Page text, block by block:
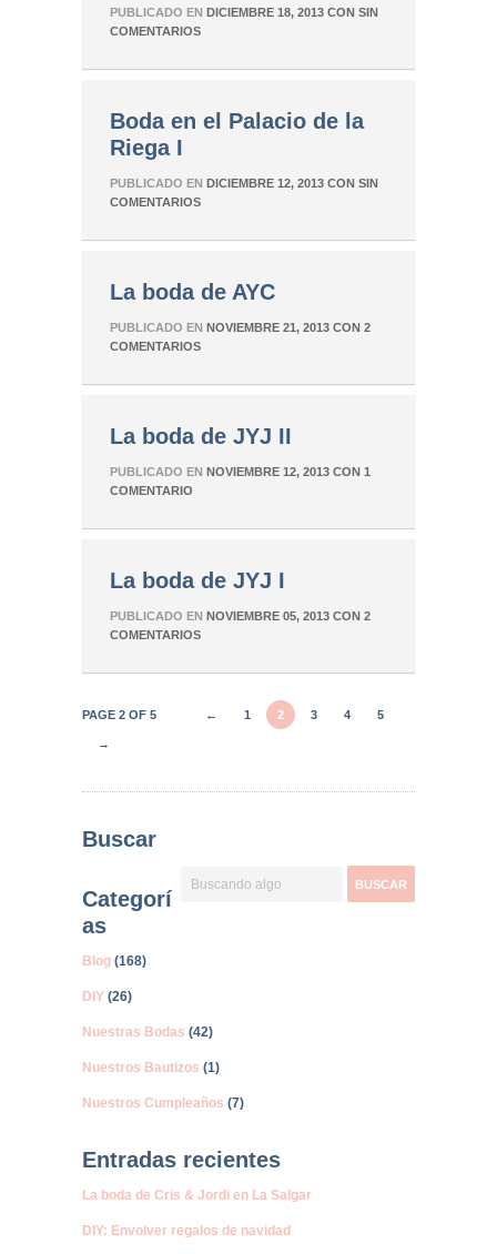
PUBLICADO EN DICIEMBRE 18, 2013 CON SIN
COMENTARIOS
Boda en el Palacio de la
Riega I
PUBLICADO EN DICIEMBRE 12, 2013 CON SIN
COMENTARIOS
La boda de AYC
PUBLICADO EN NOVIEMBRE 21, 2013 CON 2
COMENTARIOS
La boda de JYJ II
PUBLICADO EN NOVIEMBRE 12, 2013 CON 1
COMENTARIO
La boda de JYJ I
PUBLICADO EN NOVIEMBRE 05, 2013 CON 2
COMENTARIOS
PAGE 2 OF 5 ← 1 2 3 4 5
→
Buscar
Categorí
as
Blog (168)
DIY (26)
Nuestras Bodas (42)
Nuestros Bautizos (1)
Nuestros Cumpleaños (7)
Entradas recientes
La boda de Cris & Jordi en La Salgar
DIY: Envolver regalos de navidad